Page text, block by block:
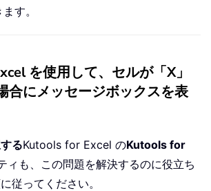
す。
を使用して、セルが「X」
合にメッセージボックスを表
るKutools for Excel のKutools for
ィも、この問題を解決するのに役立ち
従ってください。